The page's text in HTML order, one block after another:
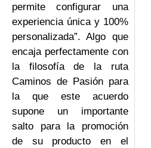
permite configurar una
experiencia única y 100%
personalizada”. Algo que
encaja perfectamente con
la filosofía de la ruta
Caminos de Pasión para
la que este acuerdo
supone un importante
salto para la promoción
de su producto en el